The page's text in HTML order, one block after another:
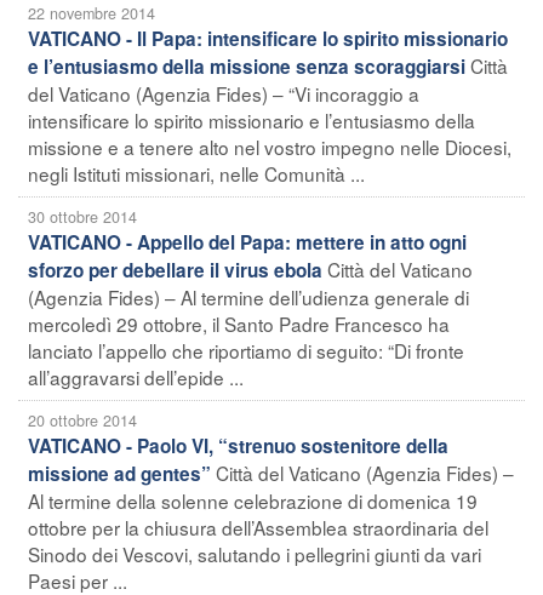
22 novembre 2014
VATICANO - Il Papa: intensificare lo spirito missionario
e l’entusiasmo della missione senza scoraggiarsiCittà
del Vaticano (Agenzia Fides) – “Vi incoraggio a
intensificare lo spirito missionario e l’entusiasmo della
missione e a tenere alto nel vostro impegno nelle Diocesi,
negli Istituti missionari, nelle Comunità ...
30 ottobre 2014
VATICANO - Appello del Papa: mettere in atto ogni
sforzo per debellare il virus ebola Città del Vaticano
(Agenzia Fides) – Al termine dell’udienza generale di
mercoledì 29 ottobre, il Santo Padre Francesco ha
lanciato l’appello che riportiamo di seguito: “Di fronte
all’aggravarsi dell’epide ...
20 ottobre 2014
VATICANO - Paolo VI, “strenuo sostenitore della
missione ad gentes” Città del Vaticano (Agenzia Fides) –
Al termine della solenne celebrazione di domenica 19
ottobre per la chiusura dell’Assemblea straordinaria del
Sinodo dei Vescovi, salutando i pellegrini giunti da vari
Paesi per ...